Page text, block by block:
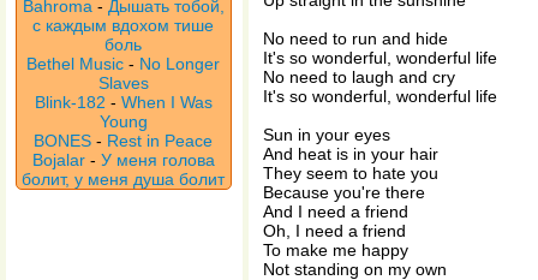
Bahroma - Дышать тобой,
с каждым вдохом тише
боль
Bethel Music - No Longer
Slaves
Blink-182 - When I Was
Young
BONES - Rest in Peace
Bojalar - У меня голова
болит, у меня душа болит
No need to run and hide
It's so wonderful, wonderful life
No need to laugh and cry
It's so wonderful, wonderful life
Sun in your eyes
And heat is in your hair
They seem to hate you
Because you're there
And I need a friend
Oh, I need a friend
To make me happy
Not standing on my own